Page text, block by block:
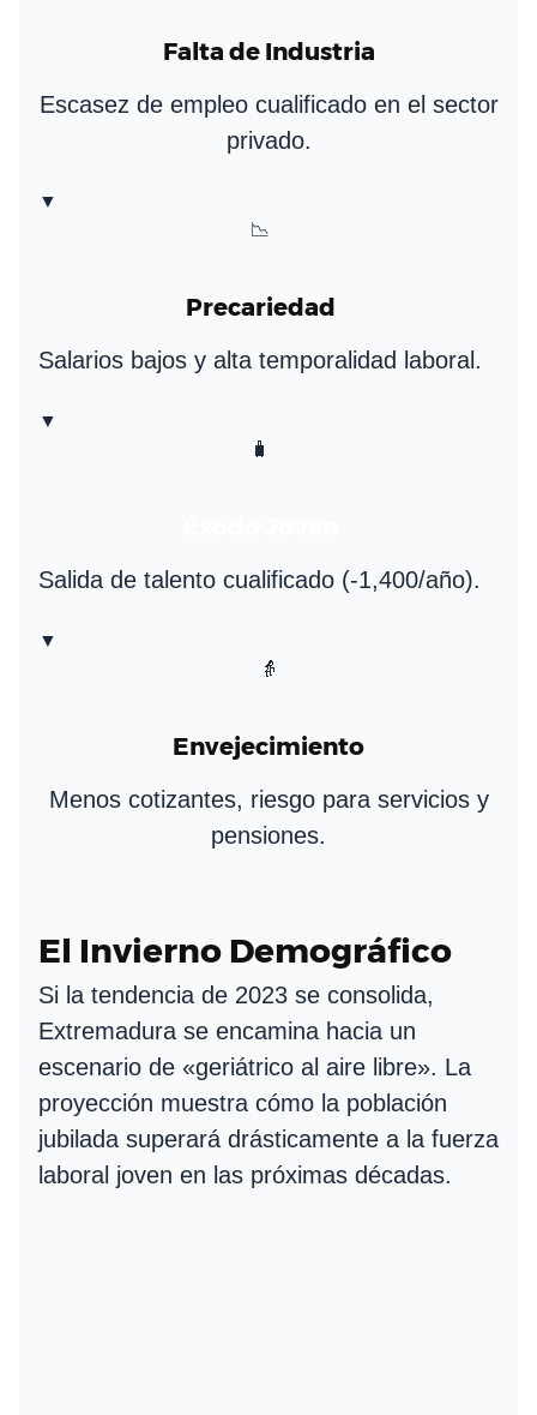
Falta de Industria
Escasez de empleo cualificado en el sector
privado.
▼
📉
Precariedad
Salarios bajos y alta temporalidad laboral.
▼
🧳
Salida de talento cualificado (-1,400/año).
▼
👵
Envejecimiento
Menos cotizantes, riesgo para servicios y
pensiones.
El Invierno Demográfico
Si la tendencia de 2023 se consolida,
Extremadura se encamina hacia un
escenario de «geriátrico al aire libre». La
proyección muestra cómo la población
jubilada superará drásticamente a la fuerza
laboral joven en las próximas décadas.